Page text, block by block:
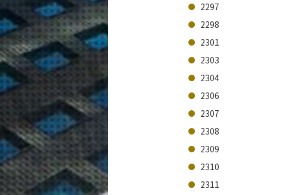
2297
2298
2301
2303
2304
2306
2307
2308
2309
2310
2311